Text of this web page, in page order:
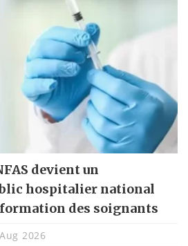
devient un
hospitalier national
des soignants
2026